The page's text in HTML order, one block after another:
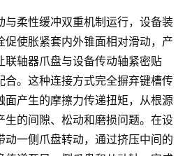
与柔性缓冲双重机制运行，设备装
促使胀紧套内外锥面相对滑动，产
联轴器爪盘与设备传动轴紧密贴
合。这种连接方式完全摒弃键槽传
面产生的摩擦力传递扭矩，从根源
生的间隙、松动和磨损问题。在设
动一侧爪盘转动，通过挤压中间的